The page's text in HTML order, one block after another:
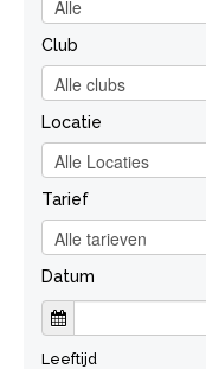
Club
Locatie
Tarief
Datum
Leeftijd